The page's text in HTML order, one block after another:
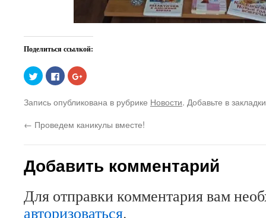
Поделиться ссылкой:
Нажмите,
чтобы
поделиться
Twitter
(Открывается
новом
окне)
Нажмите
здесь,
чтобы
контентом
на
(Открывается
в
окне)
Нажмите,
чтобы
Google+
(Открывается
новом
окне)
Запись опубликована в рубрике Новости. Добавьте в
← Проведем каникулы вместе!
Добавить комментарий
Для отправки комментария вам
авторизоваться.